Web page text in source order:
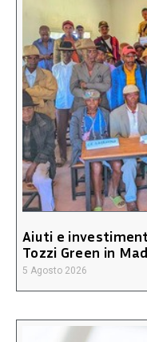
Aiuti e
Tozzi Green in
5 Agosto 2026